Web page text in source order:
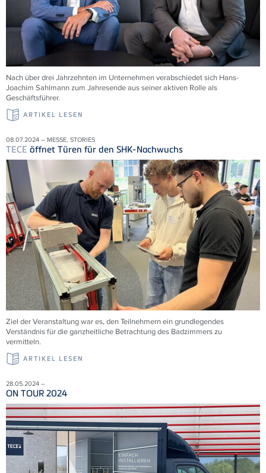
Nach über drei Jahrzehnten im Unternehmen verabschiedet sich Hans-
Joachim Sahlmann zum Jahresende aus seiner aktiven Rolle als
Geschäftsführer.
ARTIKEL LESEN
08.07.2024 – MESSE, STORIES
TECE öffnet Türen für den SHK-Nachwuchs
Ziel der Veranstaltung war es, den Teilnehmern ein grundlegendes
Verständnis für die ganzheitliche Betrachtung des Badzimmers zu
vermitteln.
ARTIKEL LESEN
28.05.2024 –
ON TOUR 2024